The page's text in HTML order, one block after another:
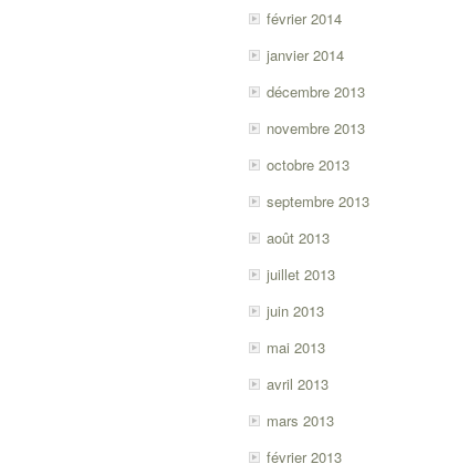
février 2014
janvier 2014
décembre 2013
novembre 2013
octobre 2013
septembre 2013
août 2013
juillet 2013
juin 2013
mai 2013
avril 2013
mars 2013
février 2013